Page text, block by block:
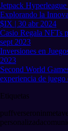
Jetpack
Explorando la
$IX | 30 abr 2024
Casio Regala NFTs
sept 2023
Inversiones en
2023
Second World
experiencia de juego
Etiquetas
puffverseronin
personalizada